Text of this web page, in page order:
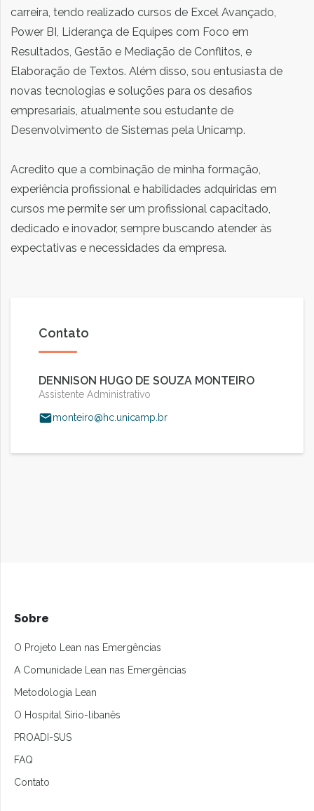
carreira, tendo realizado cursos de Excel Avançado,
Power BI, Liderança de Equipes com Foco em
Resultados, Gestão e Mediação de Conflitos, e
Elaboração de Textos. Além disso, sou entusiasta de
novas tecnologias e soluções para os desafios
empresariais, atualmente sou estudante de
Desenvolvimento de Sistemas pela Unicamp.
Acredito que a combinação de minha formação,
experiência profissional e habilidades adquiridas em
cursos me permite ser um profissional capacitado,
dedicado e inovador, sempre buscando atender às
expectativas e necessidades da empresa.
Contato
DENNISON HUGO DE SOUZA MONTEIRO
Assistente Administrativo
monteiro@hc.unicamp.br
Sobre
O Projeto Lean nas Emergências
A Comunidade Lean nas Emergências
Metodologia Lean
O Hospital Sírio-libanês
PROADI-SUS
FAQ
Contato